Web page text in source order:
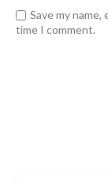
Save my
time I comment.